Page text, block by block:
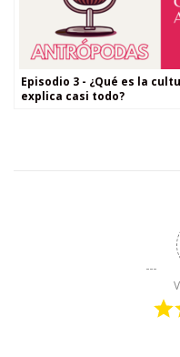
Episodio 3 - ¿Qué es la
explica casi todo?